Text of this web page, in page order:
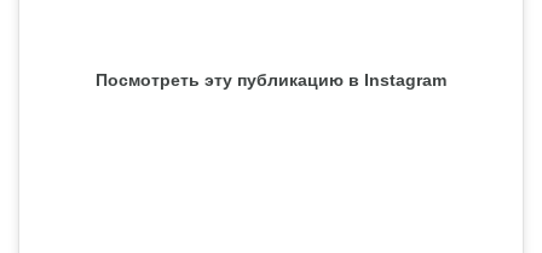
Посмотреть эту публикацию в Instagram